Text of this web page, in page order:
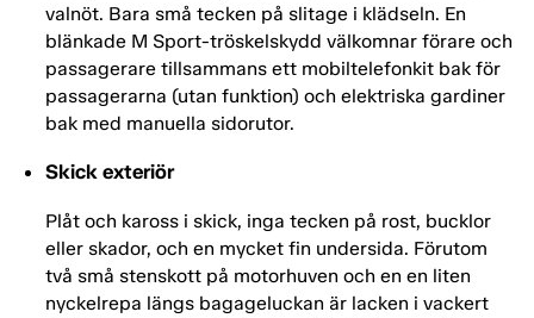
valnöt. Bara små tecken på slitage i klädseln. En
blänkade M Sport-tröskelskydd välkomnar förare och
passagerare tillsammans ett mobiltelefonkit bak för
passagerarna (utan funktion) och elektriska gardiner
bak med manuella sidorutor.
Skick exteriör
Plåt och kaross i skick, inga tecken på rost, bucklor
eller skador, och en mycket fin undersida. Förutom
två små stenskott på motorhuven och en en liten
nyckelrepa längs bagageluckan är lacken i vackert